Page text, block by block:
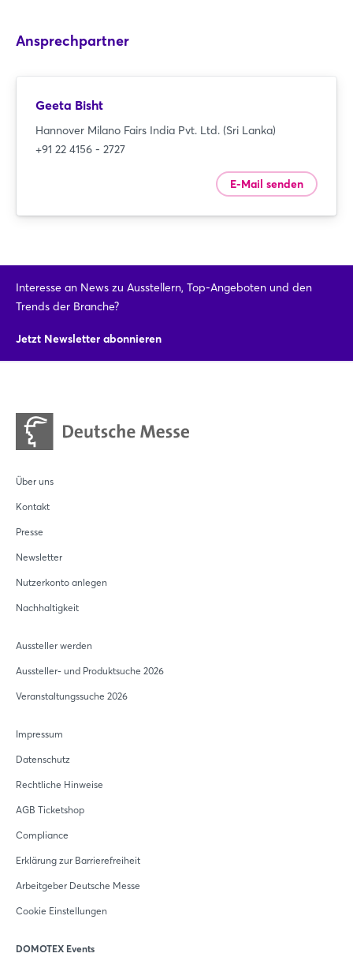
Ansprechpartner
Geeta Bisht
Hannover Milano Fairs India Pvt. Ltd. (Sri Lanka)
+91 22 4156 - 2727
E-Mail senden
Interesse an News zu Ausstellern, Top-Angeboten und den
Trends der Branche?
Jetzt Newsletter abonnieren
Über uns
Kontakt
Presse
Newsletter
Nutzerkonto anlegen
Nachhaltigkeit
Aussteller werden
Aussteller- und Produktsuche 2026
Veranstaltungssuche 2026
Impressum
Datenschutz
Rechtliche Hinweise
AGB Ticketshop
Compliance
Erklärung zur Barrierefreiheit
Arbeitgeber Deutsche Messe
Cookie Einstellungen
DOMOTEX Events
Login
Einloggen